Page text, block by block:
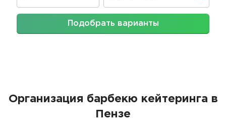
Подобрать варианты
Организация барбекю кейтеринга в
Пензе